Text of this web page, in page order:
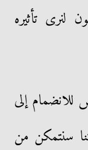
لنرى تأثيره
للانضمام إلى
سنتمكن من